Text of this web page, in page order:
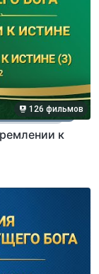
126 фильмов
к